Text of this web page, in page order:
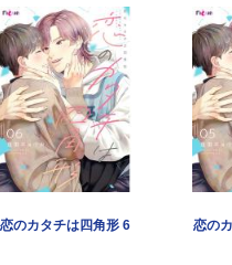
恋のカタチは四角形 6 恋の